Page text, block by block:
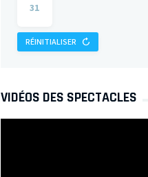
31
RÉINITIALISER
VIDÉOS DES SPECTACLES